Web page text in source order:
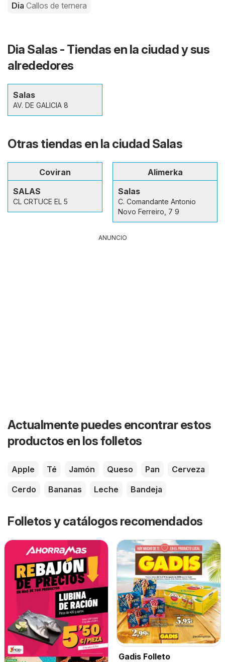
Dia Callos de ternera
Dia Salas - Tiendas en la ciudad y sus
alrededores
Salas
AV. DE GALICIA 8
Otras tiendas en la ciudad Salas
Coviran
SALAS
CL CRTUCE EL 5
Alimerka
Salas
C. Comandante Antonio
Novo Ferreiro, 7 9
ANUNCIO
Actualmente puedes encontrar estos
productos en los folletos
Apple Té Jamón Queso Pan
Cerveza
Cerdo
Bananas Leche Bandeja
Folletos y catálogos recomendados
Gadis Folleto